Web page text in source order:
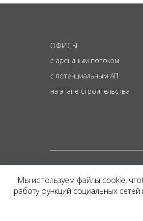
ОФИСЫ
с арендным потоком
с потенциальным АП
на этапе строительства
Мы используем файлы cookie,
работу функций социальных